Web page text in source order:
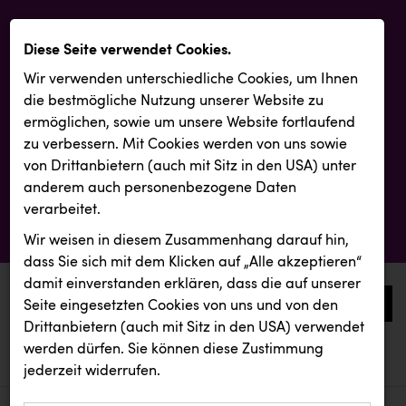
0
aktuelle aussendungen
aktuelle aussendungen
Diese Seite verwendet Cookies.
Wir verwenden unterschiedliche Cookies, um Ihnen
die best­mögliche Nutzung unserer Website zu
ermöglichen, sowie um unsere Website fortlaufend
zu verbessern. Mit Cookies werden von uns sowie
von Drittanbietern (auch mit Sitz in den USA) unter
anderem auch personenbezogene Daten
verarbeitet.
Wir weisen in diesem Zusammenhang darauf hin,
dass Sie sich mit dem Klicken auf „Alle akzeptieren“
damit ein­ver­standen erklären, dass die auf unserer
Seite eingesetzten Cookies von uns und von den
Drittanbietern (auch mit Sitz in den USA) verwendet
werden dürfen. Sie können diese Zustimmung
jederzeit widerrufen.